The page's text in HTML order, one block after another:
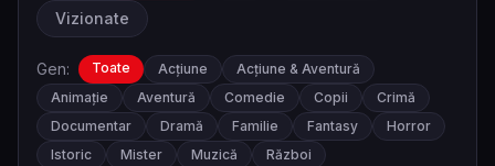
Vizionate
Gen: Toate Acțiune
Acțiune & Aventură
Animație
Aventură Comedie Copii
Crimă
Documentar
Dramă Familie Fantasy
Horror
Istoric
Mister Muzică
Război